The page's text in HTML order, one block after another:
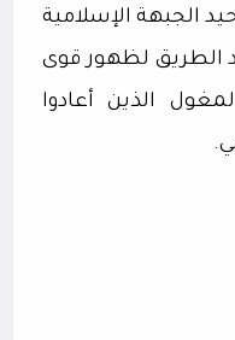
الجبهة الإسلامية
لظهور قوى
الذين أعادوا